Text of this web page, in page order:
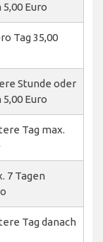
Euro
Tag 35,00
Stunde oder
Euro
Tag max.
7 Tagen
Tag danach